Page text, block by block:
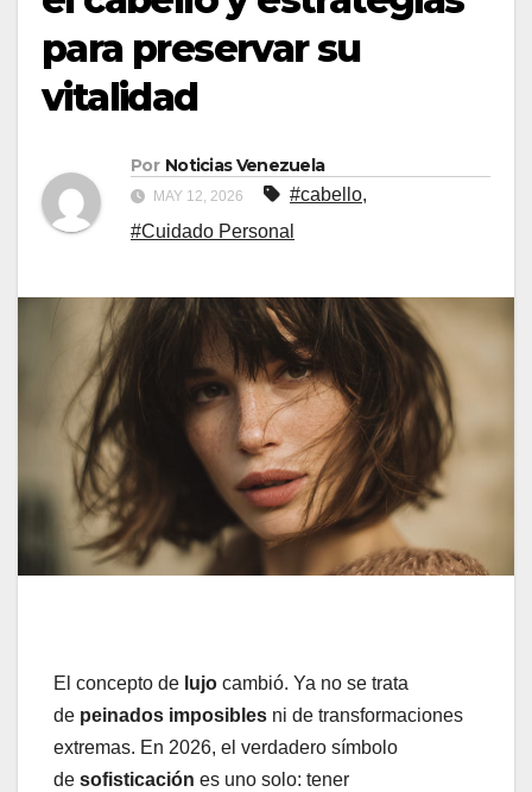
para preservar su
vitalidad
Por Noticias Venezuela
MAY 12, 2026 #cabello,
#Cuidado Personal
El concepto de lujo cambió. Ya no se trata
de peinados imposibles ni de transformaciones
extremas. En 2026, el verdadero símbolo
de sofisticación es uno solo: tener